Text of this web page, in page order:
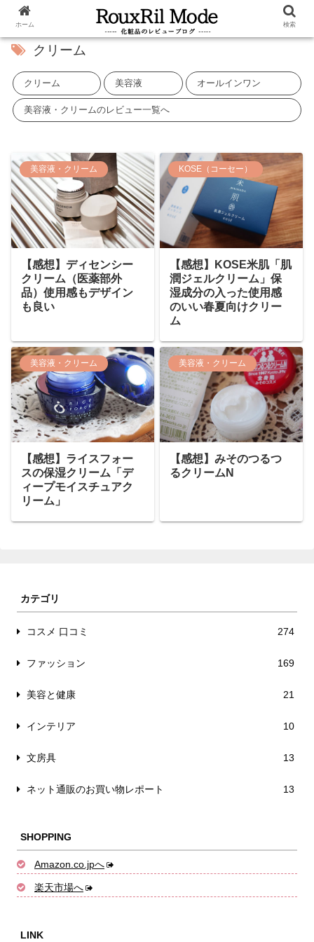
クリーム
クリーム 美容液 オールインワン
美容液・クリームのレビュー一覧へ
美容液・クリーム
【感想】ディセンシー
クリーム（医薬部外
品）使用感もデザイン
も良い
KOSE（コーセー）
【感想】KOSE米肌「肌
潤ジェルクリーム」保
湿成分の入った使用感
のいい春夏向けクリー
ム
美容液・クリーム
【感想】ライスフォー
スの保湿クリーム「デ
ィープモイスチュアク
リーム」
美容液・クリーム
【感想】みそのつるつ
るクリームN
カテゴリ
コスメ 口コミ 274
ファッション 169
美容と健康 21
インテリア 10
文房具 13
ネット通販のお買い物レポート 13
SHOPPING
Amazon.co.jpへ
楽天市場へ
LINK
ホーム 検索